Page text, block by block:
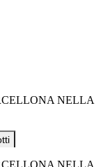
NELLA